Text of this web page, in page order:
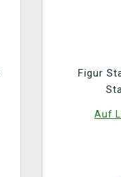
Figur
Auf